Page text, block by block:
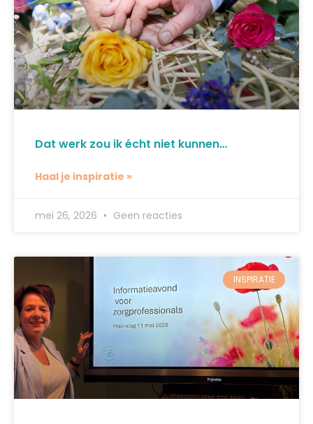
Dat werk zou ik écht niet kunnen…
Haal je inspiratie »
mei 26, 2026 Geen reacties
INSPIRATIE